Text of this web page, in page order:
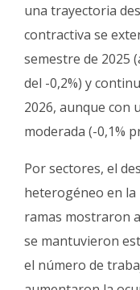
una trayectoria
contractiva se
semestre de 2025
del -0,2%) y
2026, aunque con
moderada (-0,1%
Por sectores, el
heterogéneo en la
ramas mostraron
se mantuvieron
el número de